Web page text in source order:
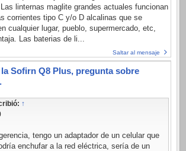
linternas maglite grandes actuales funcionan
corrientes tipo C y/o D alcalinas que se
cualquier lugar, pueblo, supermercado, etc,
Las baterias de li...
Saltar al mensaje
Sofirn Q8 Plus, pregunta sobre
↑
tengo un adaptador de un celular que
enchufar a la red eléctrica, sería de un